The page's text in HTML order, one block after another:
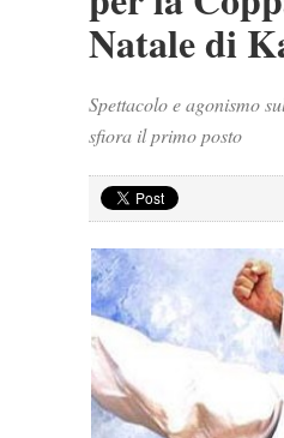
Natale di
Spettacolo e agonismo
sfiora il primo posto